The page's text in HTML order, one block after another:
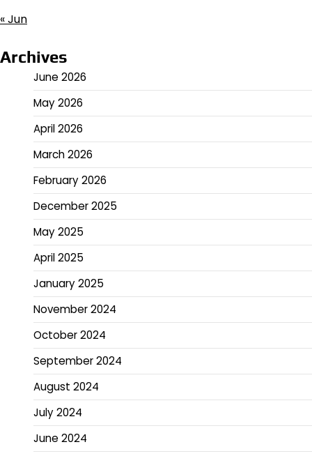
« Jun
Archives
June 2026
May 2026
April 2026
March 2026
February 2026
December 2025
May 2025
April 2025
January 2025
November 2024
October 2024
September 2024
August 2024
July 2024
June 2024